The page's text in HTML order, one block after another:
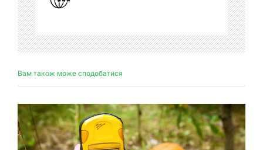
Вам також може сподобатися